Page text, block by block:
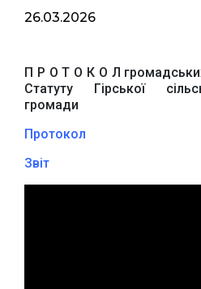
26.03.2026
П Р О Т О К О Л
Статуту Гірської
громади
Протокол
Звіт